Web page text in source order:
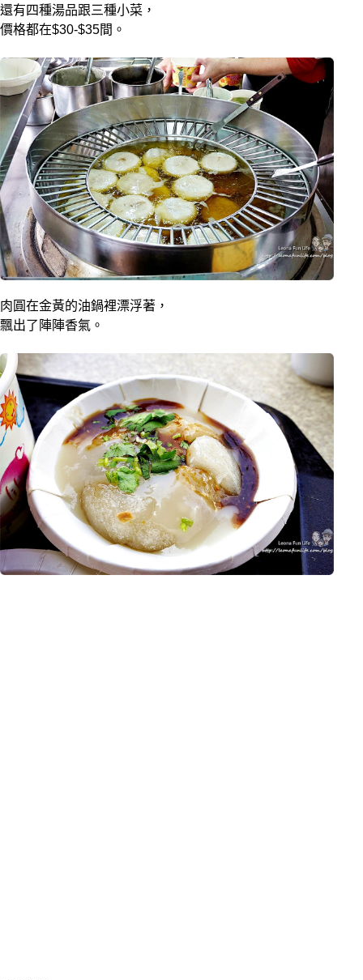
還有四種湯品跟三種小菜，
價格都在$30-$35間。
肉圓在金黃的油鍋裡漂浮著，
飄出了陣陣香氣。